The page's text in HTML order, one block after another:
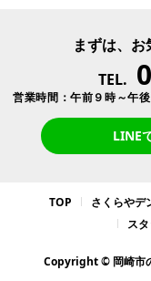
まずは、
TEL.
営業時間：午前９時～午
LINE
TOP さくらやデ
ス
Copyright © 岡崎市